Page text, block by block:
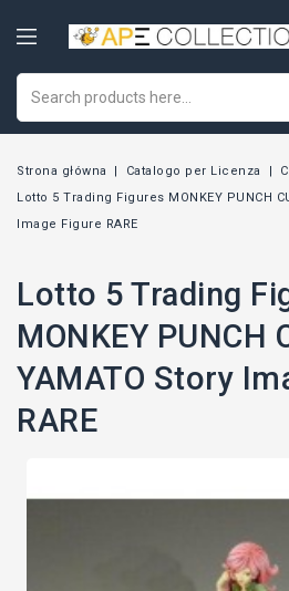
Strona główna Catalogo per Licenza
Lotto 5 Trading Figures MONKEY PUNCH
Image Figure RARE
Lotto 5 Trading
MONKEY PUNCH
YAMATO Story
RARE